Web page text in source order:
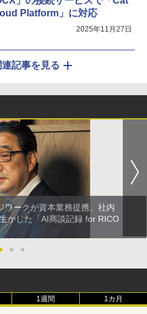
Platform」に対応
2025年11月27日
連記事を見る
ワークが資本業務提携、社内
かした「AI商談記録 for RICO
● ●
1週間 1カ月